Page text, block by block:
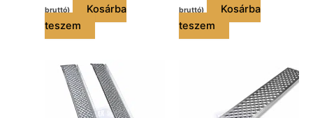
bruttó)
Kosárba
teszem
bruttó)
Kosárba
teszem